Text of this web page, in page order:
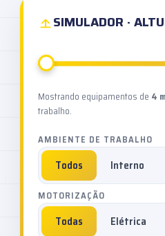
SIMULADOR ·
Mostrando equipamentos de 4 m
trabalho.
AMBIENTE DE TRABALHO
Todos Interno
MOTORIZAÇÃO
Todas Elétrica